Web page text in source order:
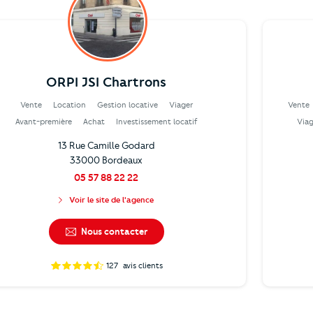
ORPI JSI Chartrons
Vente Location Gestion locative
Viager
Avant-première
Achat Investissement locatif
13 Rue Camille Godard
33000 Bordeaux
05 57 88 22 22
Voir le site de l'agence
Nous contacter
127 avis clients
Vente